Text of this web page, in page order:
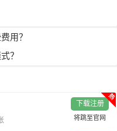
用？
？
下载注册
将跳至官网
热